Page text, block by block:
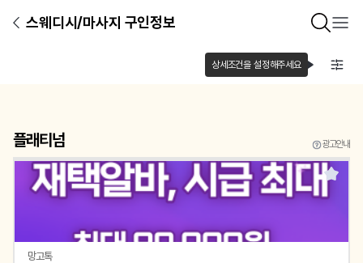
스웨디시/마사지 구인정보
상세조건을 설정해주세요
플래티넘 광고안내
망고톡